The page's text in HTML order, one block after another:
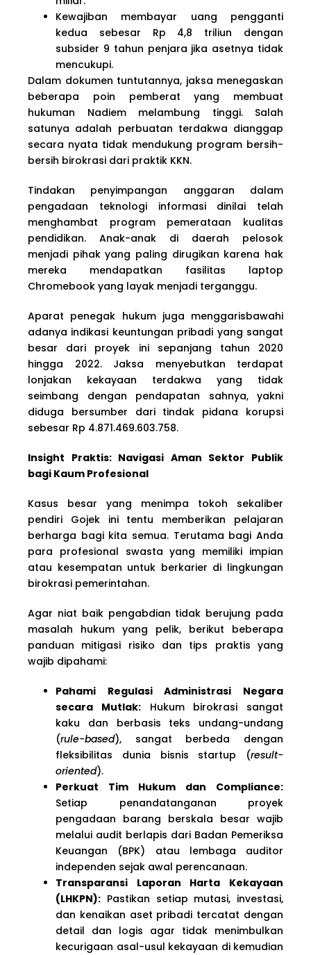
Kewajiban membayar uang pengganti
kedua sebesar Rp 4,8 triliun dengan
subsider 9 tahun penjara jika asetnya tidak
mencukupi.
Dalam dokumen tuntutannya, jaksa menegaskan
beberapa poin pemberat yang membuat
hukuman Nadiem melambung tinggi. Salah
satunya adalah perbuatan terdakwa dianggap
secara nyata tidak mendukung program bersih-
bersih birokrasi dari praktik KKN.
Tindakan penyimpangan anggaran dalam
pengadaan teknologi informasi dinilai telah
menghambat program pemerataan kualitas
pendidikan. Anak-anak di daerah pelosok
menjadi pihak yang paling dirugikan karena hak
mereka mendapatkan fasilitas laptop
Chromebook yang layak menjadi terganggu.
Aparat penegak hukum juga menggarisbawahi
adanya indikasi keuntungan pribadi yang sangat
besar dari proyek ini sepanjang tahun 2020
hingga 2022. Jaksa menyebutkan terdapat
lonjakan kekayaan terdakwa yang tidak
seimbang dengan pendapatan sahnya, yakni
diduga bersumber dari tindak pidana korupsi
sebesar Rp 4.871.469.603.758.
Insight Praktis: Navigasi Aman Sektor Publik
bagi Kaum Profesional
Kasus besar yang menimpa tokoh sekaliber
pendiri Gojek ini tentu memberikan pelajaran
berharga bagi kita semua. Terutama bagi Anda
para profesional swasta yang memiliki impian
atau kesempatan untuk berkarier di lingkungan
birokrasi pemerintahan.
Agar niat baik pengabdian tidak berujung pada
masalah hukum yang pelik, berikut beberapa
panduan mitigasi risiko dan tips praktis yang
wajib dipahami:
Pahami Regulasi Administrasi Negara
secara Mutlak:Hukum birokrasi sangat
kaku dan berbasis teks undang-undang
(rule-based), sangat berbeda dengan
fleksibilitas dunia bisnis startup (result-
oriented).
Perkuat Tim Hukum dan Compliance:
Setiap penandatanganan proyek
pengadaan barang berskala besar wajib
melalui audit berlapis dari Badan Pemeriksa
Keuangan (BPK) atau lembaga auditor
independen sejak awal perencanaan.
Transparansi Laporan Harta Kekayaan
(LHKPN): Pastikan setiap mutasi, investasi,
dan kenaikan aset pribadi tercatat dengan
detail dan logis agar tidak menimbulkan
kecurigaan asal-usul kekayaan di kemudian